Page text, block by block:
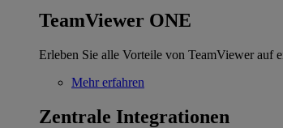
TeamViewer ONE
Erleben Sie alle Vorteile von TeamViewer auf
Mehr erfahren
Zentrale Integrationen